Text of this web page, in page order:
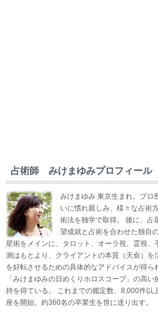
占術師 みけまゆみプロフィール
みけまゆみ 東京生まれ。プロ
いに慣れ親しみ、様々な占術
術法を独学で取得。 後に、占
望成就と占術を合わせた独自
星術をメインに、タロット、オーラ視、霊視、
測はもとより、クライアントの本質（天命）を
を好転させるための具体的なアドバイスが得
「みけまゆみの日めくりホロスコープ」の高
持を得ている。 これまでの鑑定数、8,000件以
座を開始。約360名の卒業生を世に送り出す。